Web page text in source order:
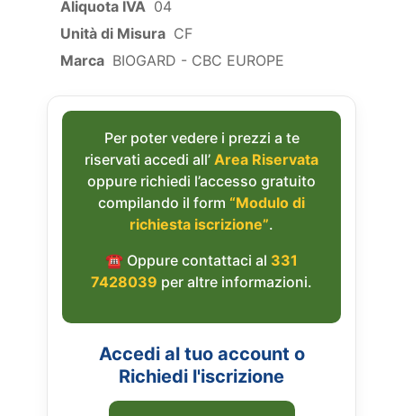
Aliquota IVA 04
Unità di Misura CF
Marca BIOGARD - CBC EUROPE
Per poter vedere i prezzi a te
riservati accedi all’ Area Riservata
oppure richiedi l’accesso gratuito
compilando il form “Modulo di
richiesta iscrizione”.
☎︎ Oppure contattaci al 331
7428039 per altre informazioni.
Accedi al tuo account o
Richiedi l'iscrizione